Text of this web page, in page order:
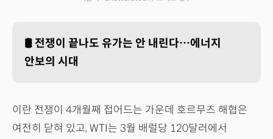
🛢️전쟁이 끝나도 유가는 안 내린다…에너지
안보의 시대
이란 전쟁이 4개월째 접어드는 가운데 호르무즈 해협은
여전히 닫혀 있고, WTI는 3월 배럴당 120달러에서